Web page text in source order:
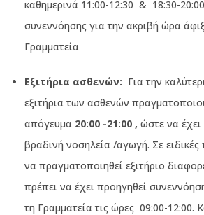
καθημερινά 11:00-12:30 & 18:30-
συνεννόησης για την ακριβή ώρα
Γραμματεία
Εξιτήρια ασθενών: Για την
εξιτήρια των ασθενών
απόγευμα 20:00 -21:00 , ώστε να
βραδινή νοσηλεία /αγωγή. Σε ειδικές
να πραγματοποιηθεί εξιτήριο
πρέπει να έχει προηγηθεί
τη Γραμματεία τις ώρες 09:00-12:00.